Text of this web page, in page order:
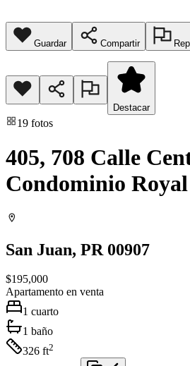
Guardar Compartir
Destacar
19 fotos
405, 708 Calle
Condominio
San Juan, PR 00907
$195,000
Apartamento en venta
1 cuarto
1 baño
326 ft2